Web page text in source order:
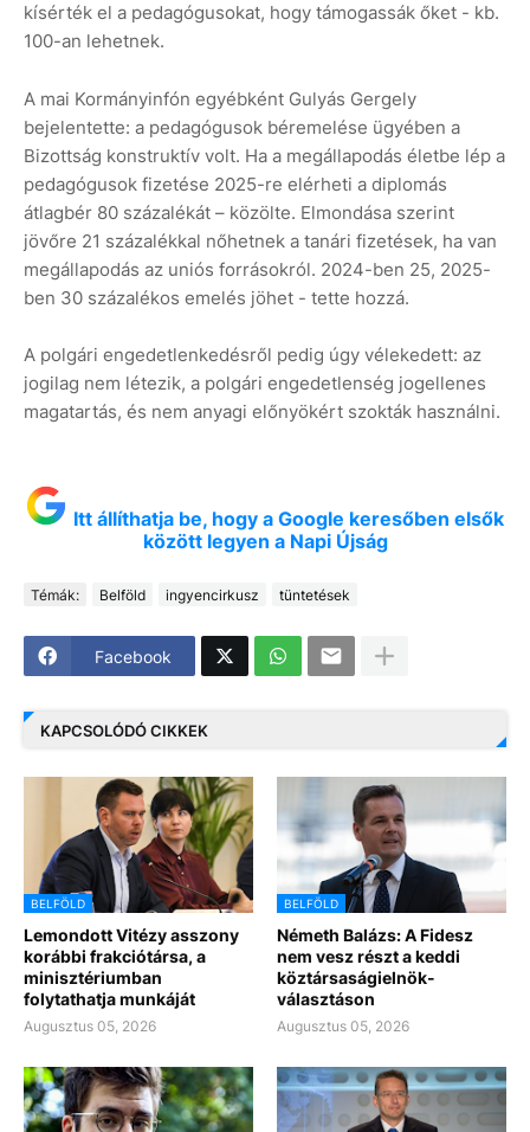
kísérték el a pedagógusokat, hogy támogassák őket - kb.
100-an lehetnek.
A mai Kormányinfón egyébként Gulyás Gergely
bejelentette: a pedagógusok béremelése ügyében a
Bizottság konstruktív volt. Ha a megállapodás életbe lép a
pedagógusok fizetése 2025-re elérheti a diplomás
átlagbér 80 százalékát – közölte. Elmondása szerint
jövőre 21 százalékkal nőhetnek a tanári fizetések, ha van
megállapodás az uniós forrásokról. 2024-ben 25, 2025-
ben 30 százalékos emelés jöhet - tette hozzá.
A polgári engedetlenkedésről pedig úgy vélekedett: az
jogilag nem létezik, a polgári engedetlenség jogellenes
magatartás, és nem anyagi előnyökért szokták használni.
Itt állíthatja be, hogy a Google keresőben elsők
között legyen a Napi Újság
Témák: Belföld ingyencirkusz tüntetések
Facebook
KAPCSOLÓDÓ CIKKEK
BELFÖLD
Lemondott Vitézy asszony
korábbi frakciótársa, a
minisztériumban
folytathatja munkáját
Augusztus 05, 2026
BELFÖLD
Németh Balázs: A Fidesz
nem vesz részt a keddi
köztársaságielnök-
választáson
Augusztus 05, 2026